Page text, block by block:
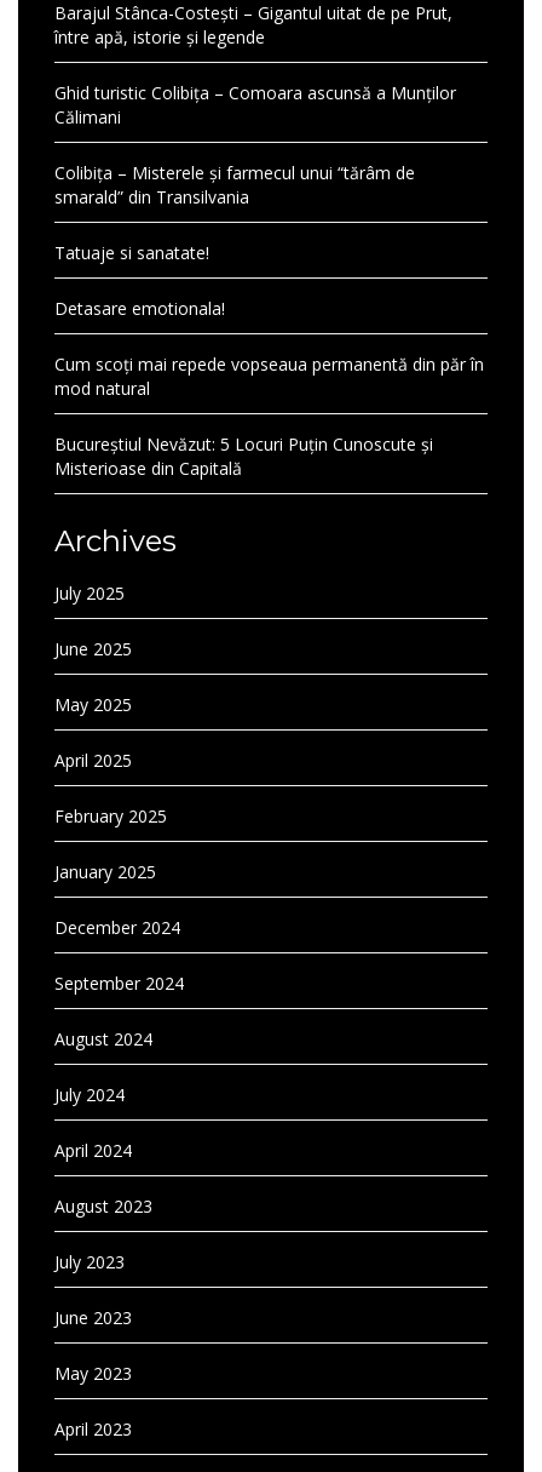
Barajul Stânca-Costești – Gigantul uitat de pe Prut,
între apă, istorie și legende
Ghid turistic Colibița – Comoara ascunsă a Munților
Călimani
Colibița – Misterele și farmecul unui “tărâm de
smarald” din Transilvania
Tatuaje si sanatate!
Detasare emotionala!
Cum scoți mai repede vopseaua permanentă din păr în
mod natural
Bucureștiul Nevăzut: 5 Locuri Puțin Cunoscute și
Misterioase din Capitală
Archives
July 2025
June 2025
May 2025
April 2025
February 2025
January 2025
December 2024
September 2024
August 2024
July 2024
April 2024
August 2023
July 2023
June 2023
May 2023
April 2023